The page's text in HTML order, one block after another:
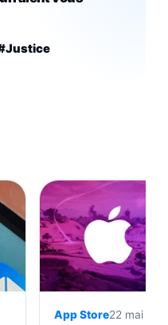
App Store22 mai